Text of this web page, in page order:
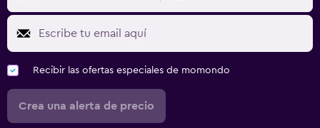
Recibir las ofertas especiales de momondo
Crea una alerta de precio